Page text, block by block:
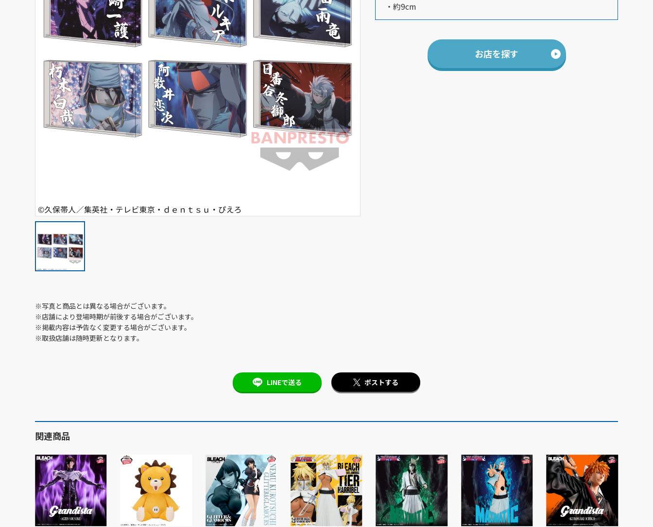
・約9cm
お店を探す
※写真と商品とは異なる場合がございます。
※店舗により登場時期が前後する場合がございます。
※掲載内容は予告なく変更する場合がございます。
※取扱店舗は随時更新となります。
LINEで送る ポストする
関連商品